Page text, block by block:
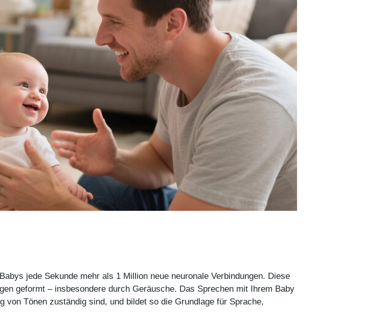
jede Sekunde mehr als 1 Million neue neuronale Verbindungen. Diese
geformt – insbesondere durch Geräusche. Das Sprechen mit Ihrem Baby
Tönen zuständig sind, und bildet so die Grundlage für Sprache,